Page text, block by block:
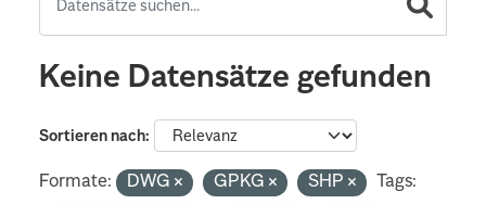
Keine Datensätze gefunden
Sortieren nach
Formate: DWG GPKG SHP
Tags: